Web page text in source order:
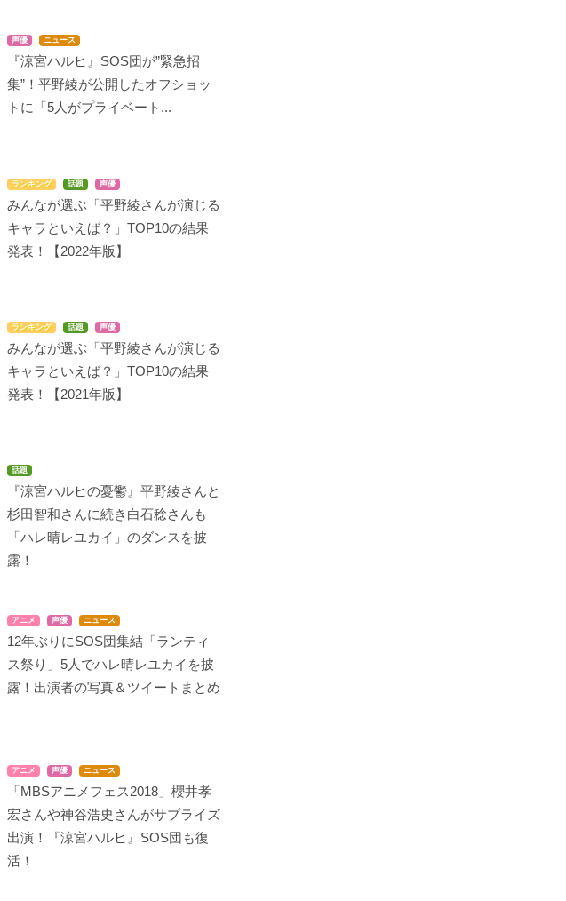
聖痕のクェイサー
絶対可憐チルドレン
明石薫
がくえんゆーとぴあ ま
なびストレート!
声優 ニュース
『涼宮ハルヒ』SOS団が”緊急招
集”！平野綾が公開したオフショッ
トに「5人がプライベート...
ランキング 話題 声優
みんなが選ぶ「平野綾さんが演じる
キャラといえば？」TOP10の結果
発表！【2022年版】
ランキング 話題 声優
みんなが選ぶ「平野綾さんが演じる
キャラといえば？」TOP10の結果
発表！【2021年版】
話題
『涼宮ハルヒの憂鬱』平野綾さんと
杉田智和さんに続き白石稔さんも
「ハレ晴レユカイ」のダンスを披
露！
アニメ 声優 ニュース
12年ぶりにSOS団集結「ランティ
ス祭り」5人でハレ晴レユカイを披
露！出演者の写真＆ツイートまとめ
アニメ 声優 ニュース
「MBSアニメフェス2018」櫻井孝
宏さんや神谷浩史さんがサプライズ
出演！『涼宮ハルヒ』SOS団も復
活！